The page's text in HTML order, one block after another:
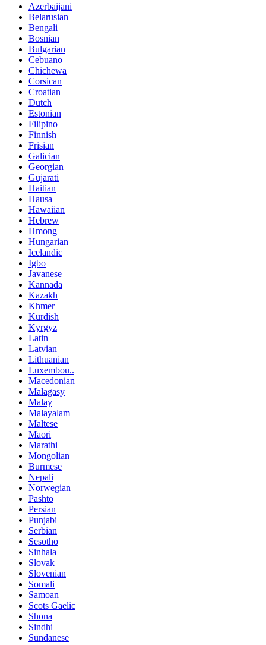
Azerbaijani
Belarusian
Bengali
Bosnian
Bulgarian
Cebuano
Chichewa
Corsican
Croatian
Dutch
Estonian
Filipino
Finnish
Frisian
Galician
Georgian
Gujarati
Haitian
Hausa
Hawaiian
Hebrew
Hmong
Hungarian
Icelandic
Igbo
Javanese
Kannada
Kazakh
Khmer
Kurdish
Kyrgyz
Latin
Latvian
Lithuanian
Luxembou..
Macedonian
Malagasy
Malay
Malayalam
Maltese
Maori
Marathi
Mongolian
Burmese
Nepali
Norwegian
Pashto
Persian
Punjabi
Serbian
Sesotho
Sinhala
Slovak
Slovenian
Somali
Samoan
Scots Gaelic
Shona
Sindhi
Sundanese